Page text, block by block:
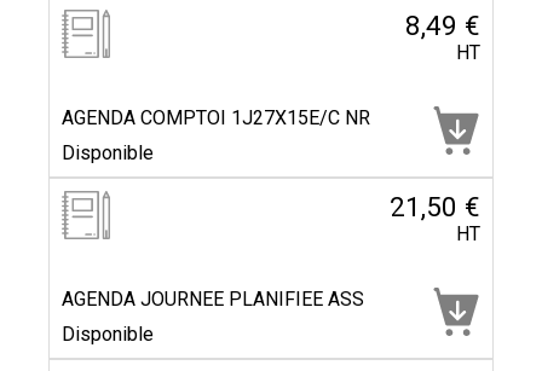
8,49 €
HT
AGENDA COMPTOI 1J27X15E/C NR
Disponible
21,50 €
HT
AGENDA JOURNEE PLANIFIEE ASS
Disponible